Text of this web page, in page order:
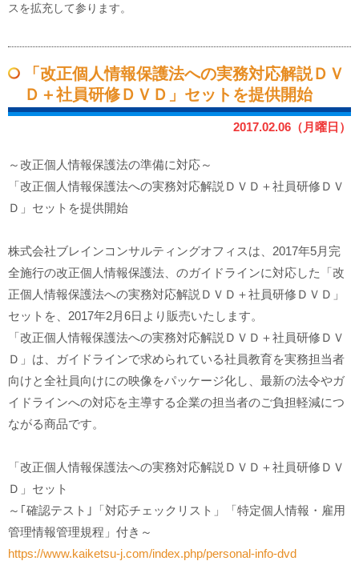
スを拡充して参ります。
「改正個人情報保護法への実務対応解説ＤＶ
Ｄ＋社員研修ＤＶＤ」セットを提供開始
2017.02.06（月曜日）
～改正個人情報保護法の準備に対応～
「改正個人情報保護法への実務対応解説ＤＶＤ＋社員研修ＤＶ
Ｄ」セットを提供開始
株式会社ブレインコンサルティングオフィスは、2017年5月完
全施行の改正個人情報保護法、のガイドラインに対応した「改
正個人情報保護法への実務対応解説ＤＶＤ＋社員研修ＤＶＤ」
セットを、2017年2月6日より販売いたします。
「改正個人情報保護法への実務対応解説ＤＶＤ＋社員研修ＤＶ
Ｄ」は、ガイドラインで求められている社員教育を実務担当者
向けと全社員向けにの映像をパッケージ化し、最新の法令やガ
イドラインへの対応を主導する企業の担当者のご負担軽減につ
ながる商品です。
「改正個人情報保護法への実務対応解説ＤＶＤ＋社員研修ＤＶ
Ｄ」セット
～｢確認テスト｣「対応チェックリスト」「特定個人情報・雇用
管理情報管理規程」付き～
https://www.kaiketsu-j.com/index.php/personal-info-dvd